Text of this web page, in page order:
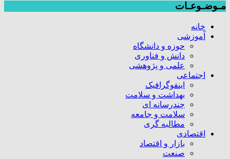
مـوضـوعـات
خانه
آموزشی
حوزه و دانشگاه
دانش و فناوری
علمی و پژوهشی
اجتماعی
اینفوگرافیک
بهداشت و سلامت
چندرسانه ای
سلامت و جامعه
مطالبه گری
اقتصادی
بازار و اقتصاد
صنعت